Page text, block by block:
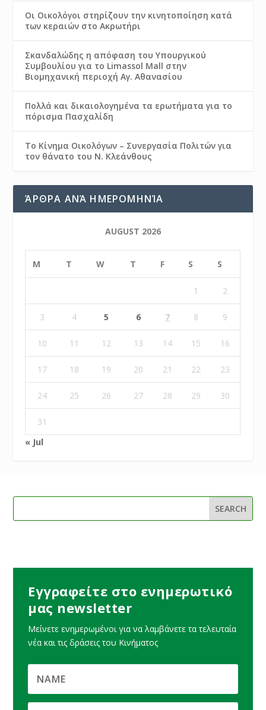
Οι Οικολόγοι στηρίζουν την κινητοποίηση κατά
των κεραιών στο Ακρωτήρι
Σκανδαλώδης η απόφαση του Υπουργικού
Συμβουλίου για το Limassol Mall στην
Βιομηχανική περιοχή Αγ. Αθανασίου
Πολλά και δικαιολογημένα τα ερωτήματα για το
πόρισμα Πασχαλίδη
Το Κίνημα Οικολόγων – Συνεργασία Πολιτών για
τον θάνατο του Ν. Κλεάνθους
ΆΡΘΡΑ ΑΝΆ ΗΜΕΡΟΜΗΝΊΑ
AUGUST 2026
M T W T F S S
1 2
3 4 5 6 7 8 9
10 11 12 13 14 15 16
17 18 19 20 21 22 23
24 25 26 27 28 29 30
31
« Jul
Εγγραφείτε στο ενημερωτικό
μας newsletter
Μείνετε ενημερωμένοι για να λαμβάνετε τα τελευταία
νέα και τις δράσεις του Κινήματος